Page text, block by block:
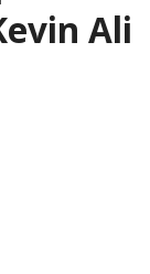
Ali